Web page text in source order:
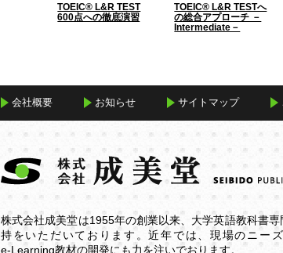
TOEIC® L&R TEST
600点への徹底演習
TOEIC® L&R TESTへ
の総合アプローチ －
Intermediate－
会社概要 お知らせ サイトマップ
株式会社成美堂は1955年の創業以来、大学英語教科書
持をいただいております。近年では、現場のニー
e-Learning教材の開発にも力を注いでおります。